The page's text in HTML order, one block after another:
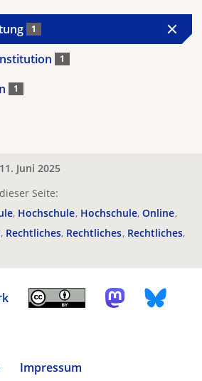
1
1
1
11. Juni 2025
Seite:
Hochschule Hochschule Online
Rechtliches Rechtliches Rechtliches
Impressum